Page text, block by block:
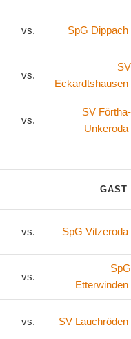
vs. SpG Dippach
vs.
SV
Eckardtshausen
vs.
SV Förtha-
Unkeroda
GAST
vs. SpG Vitzeroda
vs.
SpG
Etterwinden
vs. SV Lauchröden